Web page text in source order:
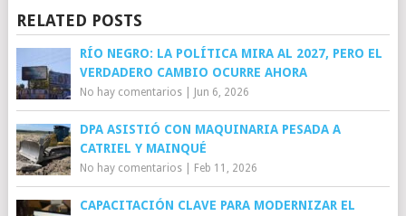
RELATED POSTS
RÍO NEGRO: LA POLÍTICA MIRA AL 2027, PERO EL
VERDADERO CAMBIO OCURRE AHORA
No hay comentarios| Jun 6, 2026
DPA ASISTIÓ CON MAQUINARIA PESADA A
CATRIEL Y MAINQUÉ
No hay comentarios| Feb 11, 2026
CAPACITACIÓN CLAVE PARA MODERNIZAR EL